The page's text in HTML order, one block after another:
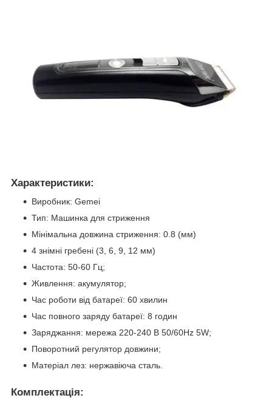
Характеристики:
Виробник: Gemei
Тип: Машинка для стриження
Мінімальна довжина стриження: 0.8 (мм)
4 знімні гребені (3, 6, 9, 12 мм)
Частота: 50-60 Гц;
Живлення: акумулятор;
Час роботи від батареї: 60 хвилин
Час повного заряду батареї: 8 годин
Заряджання: мережа 220-240 В 50/60Hz 5W;
Поворотний регулятор довжини;
Матеріал лез: нержавіюча сталь.
Комплектація: